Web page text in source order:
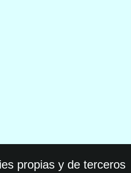
propias y de terceros